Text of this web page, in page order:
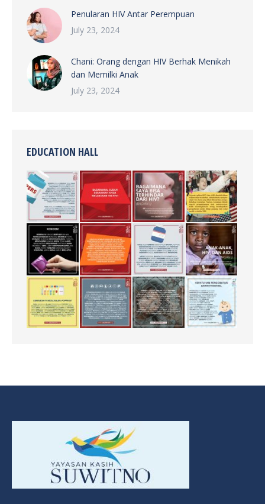
Penularan HIV Antar Perempuan
July 23, 2024
Chani: Orang dengan HIV Berhak Menikah
dan Memilki Anak
July 23, 2024
EDUCATION HALL